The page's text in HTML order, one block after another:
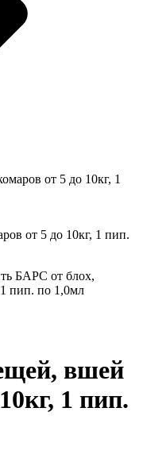
от 5 до 10кг, 1
БАРС от блох,
пип. по 1,0мл
вшей
1 пип.